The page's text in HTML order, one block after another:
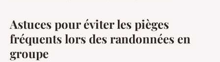
Astuces pour éviter les pièges
fréquents lors des randonnées en
groupe